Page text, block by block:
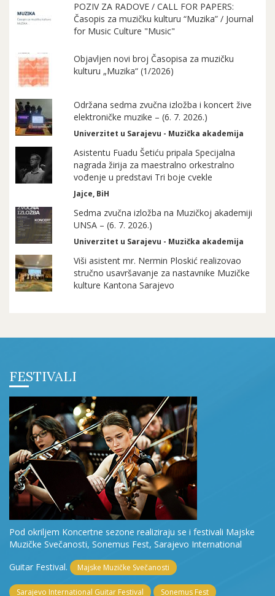
POZIV ZA RADOVE / CALL FOR PAPERS:
Časopis za muzičku kulturu “Muzika” / Journal
for Music Culture "Music"
Objavljen novi broj Časopisa za muzičku
kulturu „Muzika“ (1/2026)
Održana sedma zvučna izložba i koncert žive
elektroničke muzike – (6. 7. 2026.)
Univerzitet u Sarajevu - Muzička akademija
Asistentu Fuadu Šetiću pripala Specijalna
nagrada žirija za maestralno orkestralno
vođenje u predstavi Tri boje cvekle
Jajce, BiH
Sedma zvučna izložba na Muzičkoj akademiji
UNSA – (6. 7. 2026.)
Univerzitet u Sarajevu - Muzička akademija
Viši asistent mr. Nermin Ploskić realizovao
stručno usavršavanje za nastavnike Muzičke
kulture Kantona Sarajevo
FESTIVALI
Pod okriljem Koncertne sezone realiziraju se i festivali Majske
Muzičke Svečanosti, Sonemus Fest, Sarajevo International
Guitar Festival.
Majske Muzičke Svečanosti
Sarajevo International Guitar Festival Sonemus Fest